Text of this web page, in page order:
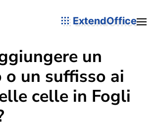
ExtendOffice
un
o un suffisso ai
celle in Fogli